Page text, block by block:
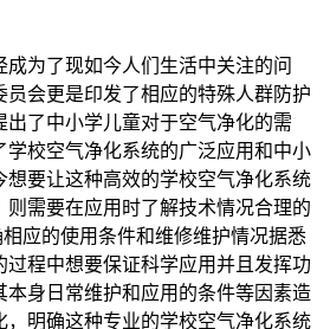
成为了现如今人们生活中关注的问
员会更是印发了相应的特殊人群防护
出了中小学儿童对于空气净化的需
学校空气净化系统的广泛应用和中小
想要让这种高效的学校空气净化系统
则需要在应用时了解技术情况合理的
应的使用条件和维修维护情况据悉
过程中想要保证科学应用并且发挥功
本身日常维护和应用的条件等因素造
，明确这种专业的学校空气净化系统